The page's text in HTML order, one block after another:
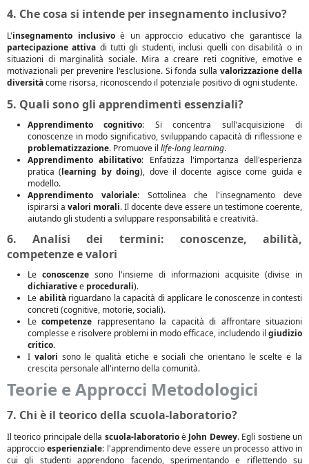
4. Che cosa si intende per insegnamento inclusivo?
L'insegnamento inclusivoè un approccio educativo che garantisce la
partecipazione attiva di tutti gli studenti, inclusi quelli con disabilità o in
situazioni di marginalità sociale. Mira a creare reti cognitive, emotive e
motivazionali per prevenire l'esclusione. Si fonda sullavalorizzazione della
diversitàcome risorsa, riconoscendo il potenziale positivo di ogni studente.
5. Quali sono gli apprendimenti essenziali?
Apprendimento cognitivo: Si concentra sull'acquisizione di
conoscenze in modo significativo, sviluppando capacità di riflessione e
problematizzazione. Promuove il life-long learning.
Apprendimento abilitativo: Enfatizza l'importanza dell'esperienza
pratica (learning by doing), dove il docente agisce come guida e
modello.
Apprendimento valoriale: Sottolinea che l'insegnamento deve
ispirarsi a valori morali. Il docente deve essere un testimone coerente,
aiutando gli studenti a sviluppare responsabilità e creatività.
6. Analisi dei termini: conoscenze, abilità,
competenze e valori
Le conoscenze sono l'insieme di informazioni acquisite (divise in
dichiarativee procedurali).
Le abilitàriguardano la capacità di applicare le conoscenze in contesti
concreti (cognitive, motorie, sociali).
Lecompetenze rappresentano la capacità di affrontare situazioni
complesse e risolvere problemi in modo efficace, includendo il giudizio
critico.
I valori sono le qualità etiche e sociali che orientano le scelte e la
crescita personale all'interno della comunità.
Teorie e Approcci Metodologici
7. Chi è il teorico della scuola-laboratorio?
Il teorico principale della scuola-laboratorioè John Dewey. Egli sostiene un
approccioesperienziale: l'apprendimento deve essere un processo attivo in
cui gli studenti apprendono facendo, sperimentando e riflettendo su